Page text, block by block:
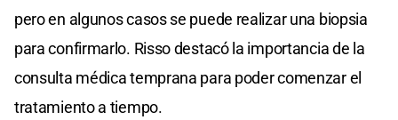
pero en algunos casos se puede realizar una biopsia
para confirmarlo. Risso destacó la importancia de la
consulta médica temprana para poder comenzar el
tratamiento a tiempo.